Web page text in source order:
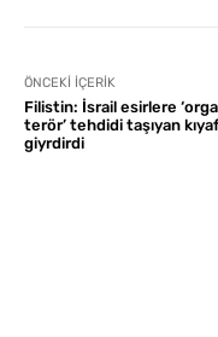
ÖNCEKI İÇERIK
Filistin: İsrail esirlere
terör’ tehdidi taşıyan
giyrdirdi